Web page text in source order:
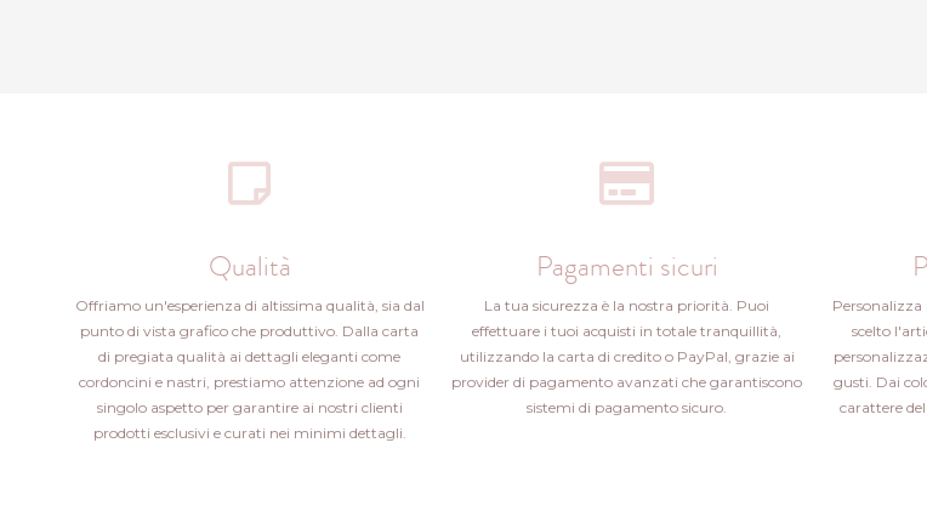
Qualità
Offriamo un'esperienza di altissima qualità, sia dal
punto di vista grafico che produttivo. Dalla carta
di pregiata qualità ai dettagli eleganti come
cordoncini e nastri, prestiamo attenzione ad ogni
singolo aspetto per garantire ai nostri clienti
prodotti esclusivi e curati nei minimi dettagli.
Pagamenti sicuri
La tua sicurezza è la nostra priorità. Puoi
effettuare i tuoi acquisti in totale tranquillità,
utilizzando la carta di credito o PayPal, grazie ai
provider di pagamento avanzati che garantiscono
sistemi di pagamento sicuro.
scelto
gusti. Dai
carattere